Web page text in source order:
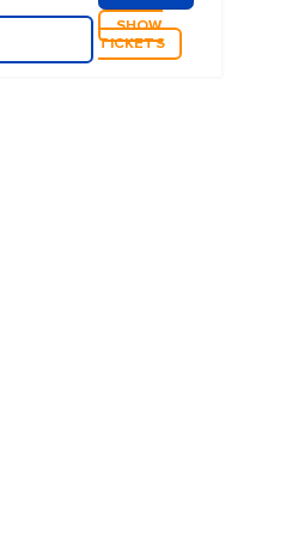
SHOW
TICKETS